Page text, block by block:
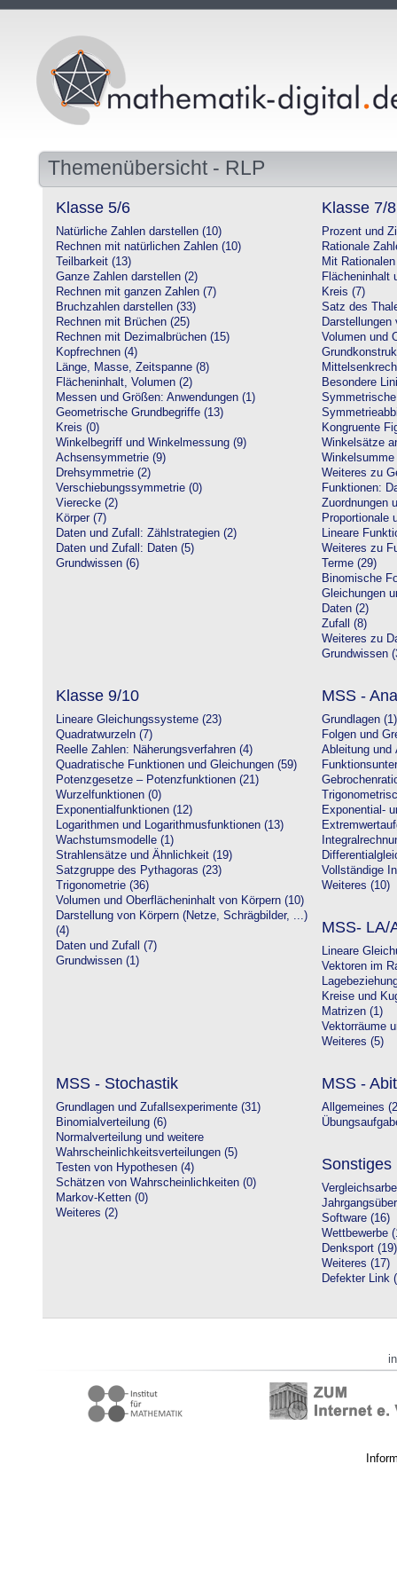
Themenübersicht - RLP
Klasse 5/6
Natürliche Zahlen darstellen (10)
Rechnen mit natürlichen Zahlen (10)
Teilbarkeit (13)
Ganze Zahlen darstellen (2)
Rechnen mit ganzen Zahlen (7)
Bruchzahlen darstellen (33)
Rechnen mit Brüchen (25)
Rechnen mit Dezimalbrüchen (15)
Kopfrechnen (4)
Länge, Masse, Zeitspanne (8)
Flächeninhalt, Volumen (2)
Messen und Größen: Anwendungen (1)
Geometrische Grundbegriffe (13)
Kreis (0)
Winkelbegriff und Winkelmessung (9)
Achsensymmetrie (9)
Drehsymmetrie (2)
Verschiebungssymmetrie (0)
Vierecke (2)
Körper (7)
Daten und Zufall: Zählstrategien (2)
Daten und Zufall: Daten (5)
Grundwissen (6)
Klasse 7/8
Prozent und
Rationale
Mit
Flächeninhalt
Kreis (7)
Satz des
Darstellungen
Volumen und
Besondere
Kongruente
Winkelsätze
Weiteres zu
Funktionen:
Zuordnungen
Proportionale
Lineare
Weiteres zu
Terme (29)
Binomische
Gleichungen
Daten (2)
Zufall (8)
Weiteres zu
Grundwissen
Klasse 9/10
Lineare Gleichungssysteme (23)
Quadratwurzeln (7)
Reelle Zahlen: Näherungsverfahren (4)
Quadratische Funktionen und Gleichungen (59)
Potenzgesetze – Potenzfunktionen (21)
Wurzelfunktionen (0)
Exponentialfunktionen (12)
Logarithmen und Logarithmusfunktionen (13)
Wachstumsmodelle (1)
Strahlensätze und Ähnlichkeit (19)
Satzgruppe des Pythagoras (23)
Trigonometrie (36)
Volumen und Oberflächeninhalt von Körpern (10)
Darstellung von Körpern (Netze, Schrägbilder, ...)
(4)
Daten und Zufall (7)
Grundwissen (1)
MSS -
Grundlagen (1)
Folgen und
Ableitung und
Exponential-
Vollständige
Weiteres (10)
MSS- LA/
Lineare
Vektoren im
Kreise und
Matrizen (1)
Vektorräume
Weiteres (5)
MSS - Stochastik
Grundlagen und Zufallsexperimente (31)
Binomialverteilung (6)
Normalverteilung und weitere
Wahrscheinlichkeitsverteilungen (5)
Testen von Hypothesen (4)
Schätzen von Wahrscheinlichkeiten (0)
Markov-Ketten (0)
Weiteres (2)
MSS -
Allgemeines
Sonstiges
Software (16)
Wettbewerbe
Denksport (19)
Weiteres (17)
Defekter Link